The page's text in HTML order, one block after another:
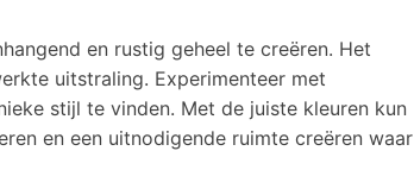
en rustig geheel te creëren. Het
uitstraling. Experimenteer met
stijl te vinden. Met de juiste kleuren kun
en een uitnodigende ruimte creëren waar